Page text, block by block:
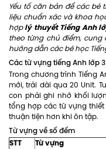
Yếu tố căn bản để các bé
liệu chuẩn xác và khoa
hợplý thuyết Tiếng Anh
theo từng chủ điểm,
hướng dẫn các bé học
Các từ vựng tiếng Anh lớp
Trong chương trình Tiếng
mới, trải dài qua 20 Unit.
con phải ghi nhớ khối
tổng hợp các từ vựng
thuận tiện hơn khi ôn tập.
Từ vựng về số đếm
STT Từ vựng